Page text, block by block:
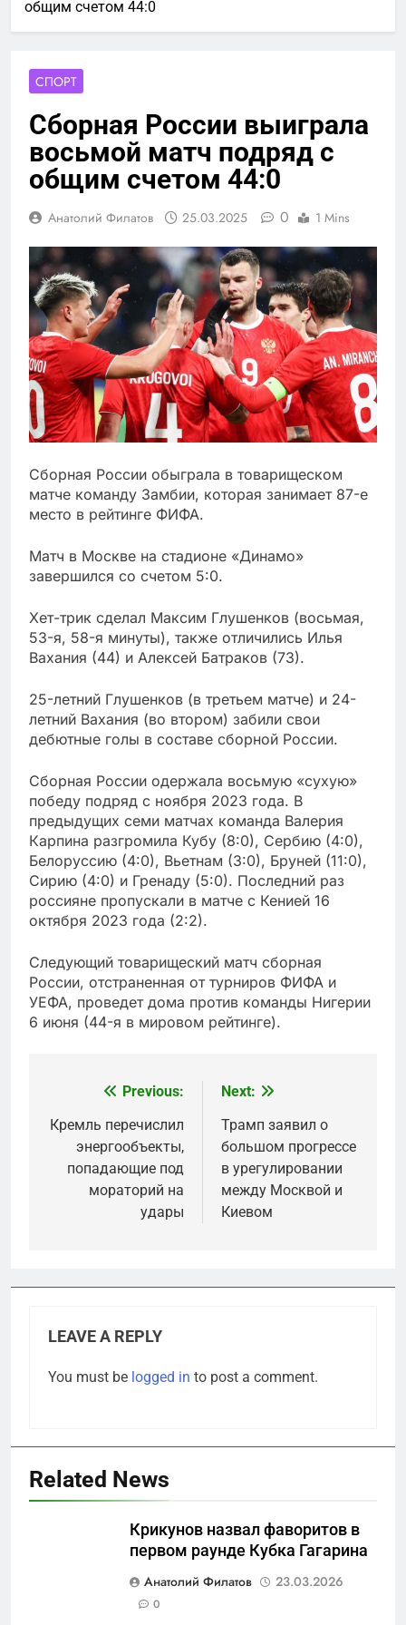
общим счетом 44:0
СПОРТ
Сборная России выиграла
восьмой матч подряд с
общим счетом 44:0
Анатолий Филатов 25.03.2025 0 1 Mins
Сборная России обыграла в товарищеском
матче команду Замбии, которая занимает 87-е
место в рейтинге ФИФА.
Матч в Москве на стадионе «Динамо»
завершился со счетом 5:0.
Хет-трик сделал Максим Глушенков (восьмая,
53-я, 58-я минуты), также отличились Илья
Вахания (44) и Алексей Батраков (73).
25-летний Глушенков (в третьем матче) и 24-
летний Вахания (во втором) забили свои
дебютные голы в составе сборной России.
Сборная России одержала восьмую «сухую»
победу подряд с ноября 2023 года. В
предыдущих семи матчах команда Валерия
Карпина разгромила Кубу (8:0), Сербию (4:0),
Белоруссию (4:0), Вьетнам (3:0), Бруней (11:0),
Сирию (4:0) и Гренаду (5:0). Последний раз
россияне пропускали в матче с Кенией 16
октября 2023 года (2:2).
Следующий товарищеский матч сборная
России, отстраненная от турниров ФИФА и
УЕФА, проведет дома против команды Нигерии
6 июня (44-я в мировом рейтинге).
navigation
Previous:
Кремль перечислил
энергообъекты,
попадающие под
мораторий на
удары
Next:
Трамп заявил о
большом прогрессе
в урегулировании
между Москвой и
Киевом
LEAVE A REPLY
You must be logged in to post a comment.
Related News
Крикунов назвал фаворитов в
первом раунде Кубка Гагарина
Анатолий Филатов
23.03.2026
0Что происходит в